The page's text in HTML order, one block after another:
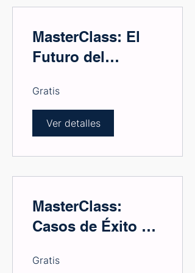
MasterClass: El
Futuro del
Electrónico:
Tendencias y
Estrategias para el
Éxito en Línea
Gratis
Ver detalles
MasterClass:
Casos de Éxito en
Estrategias que
Gratis